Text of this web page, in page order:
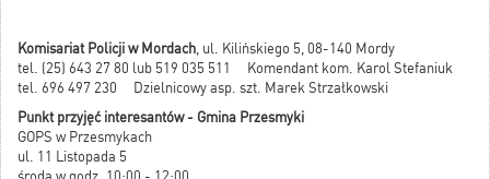
Komisariat Policji w Mordach, ul. Kilińskiego 5, 08-140 Mordy
tel. (25) 643 27 80 lub 519 035 511 Komendant kom. Karol Stefaniuk
tel. 696 497 230 Dzielnicowy asp. szt. Marek Strzałkowski
Punkt przyjęć interesantów - Gmina Przesmyki
GOPS w Przesmykach
ul. 11 Listopada 5